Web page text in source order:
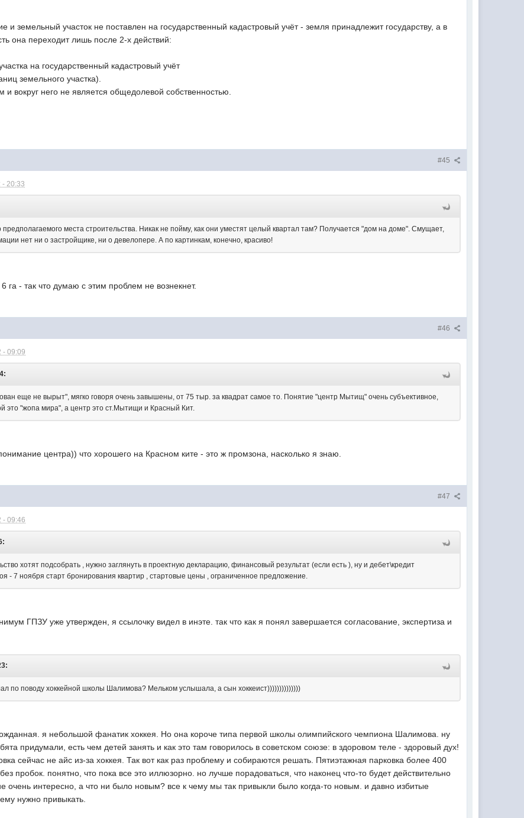
и земельный участок не поставлен на государственный кадастровый учёт - земля принадлежит государству, а в
она переходит лишь после 2-x действий:
на государственный кадастровый учёт
земельного участка).
вокруг него не является общедолевой собственностью.
#45
- 20:33
места строительства. Никак не пойму, как они уместят целый квартал там? Получается "дом на доме". Смущает,
нет ни о застройщике, ни о девелопере. А по картинкам, конечно, красиво!
га - так что думаю с этим проблем не вознекнет.
#46
- 09:09
еще не вырыт", мягко говоря очень завышены, от 75 тыр. за квадрат самое то. Понятие "центр Мытищ" очень субъективное,
это "жопа мира", а центр это ст.Мытищи и Красный Кит.
центра)) что хорошего на Красном ките - это ж промзона, насколько я знаю.
#47
- 09:46
хотят подсобрать , нужно заглянуть в проектную декларацию, финансовый результат (если есть ), ну и дебет\кредит
- 7 ноября старт бронирования квартир , стартовые цены , ограниченное предложение.
ГПЗУ уже утвержден, я ссылочку видел в инэте. так что как я понял завершается согласование, экспертиза и
по поводу хоккейной школы Шалимова? Мельком услышала, а сын хоккеист))))))))))))))
я небольшой фанатик хоккея. Но она короче типа первой школы олимпийского чемпиона Шалимова. ну
придумали, есть чем детей занять и как это там говорилось в советском союзе: в здоровом теле - здоровый дух!
сейчас не айс из-за хоккея. Так вот как раз проблему и собираются решать. Пятиэтажная парковка более 400
пробок. понятно, что пока все это иллюзорно. но лучше порадоваться, что наконец что-то будет действительно
очень интересно, а что ни было новым? все к чему мы так привыкли было когда-то новым. и давно избитые
нужно привыкать.